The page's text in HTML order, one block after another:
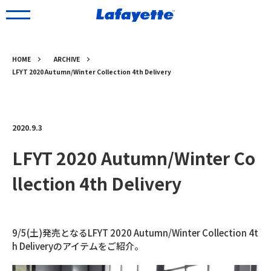
HOME
ARCHIVE
LFYT 2020 Autumn/Winter Collection 4th Delivery
2020.9.3
LFYT 2020 Autumn/Winter Co
llection 4th Delivery
9/5(土)発売となるLFYT 2020 Autumn/Winter Collection 4t
h Deliveryのアイテムをご紹介。